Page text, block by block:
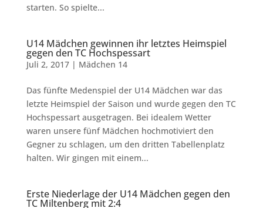
starten. So spielte...
U14 Mädchen gewinnen ihr letztes Heimspiel
gegen den TC Hochspessart
Juli 2, 2017| Mädchen 14
Das fünfte Medenspiel der U14 Mädchen war das
letzte Heimspiel der Saison und wurde gegen den TC
Hochspessart ausgetragen. Bei idealem Wetter
waren unsere fünf Mädchen hochmotiviert den
Gegner zu schlagen, um den dritten Tabellenplatz
halten. Wir gingen mit einem...
Erste Niederlage der U14 Mädchen gegen den
TC Miltenberg mit 2:4